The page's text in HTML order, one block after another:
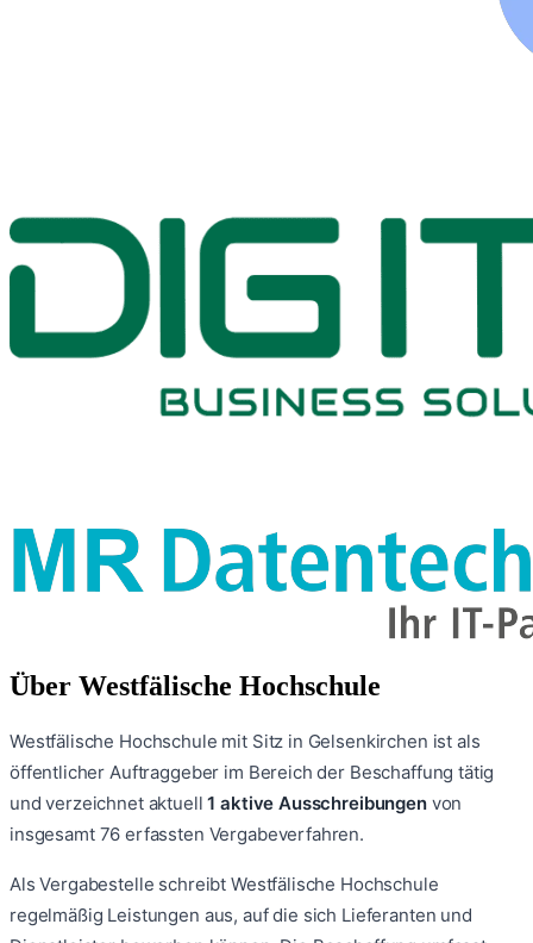
Über Westfälische Hochschule
Westfälische Hochschule mit Sitz in Gelsenkirchen ist als
öffentlicher Auftraggeber im Bereich der Beschaffung tätig
und verzeichnet aktuell 1 aktive Ausschreibungen von
insgesamt 76 erfassten Vergabeverfahren.
Als Vergabestelle schreibt Westfälische Hochschule
regelmäßig Leistungen aus, auf die sich Lieferanten und